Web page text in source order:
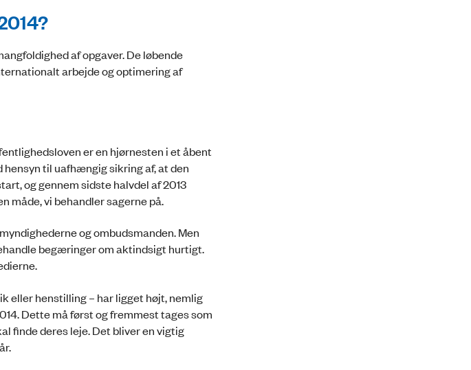
af opgaver. De løbende
arbejde og optimering af
er en hjørnesten i et åbent
til uafhængig sikring af, at den
og gennem sidste halvdel af 2013
måde, vi behandler sagerne på.
og ombudsmanden. Men
begæringer om aktindsigt hurtigt.
eller henstilling – har ligget højt, nemlig
Dette må først og fremmest tages som
finde deres leje. Det bliver en vigtig